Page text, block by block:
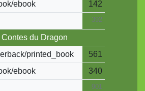
ebook 142
392
Contes du Dragon
printed_book
561
ebook
340
901